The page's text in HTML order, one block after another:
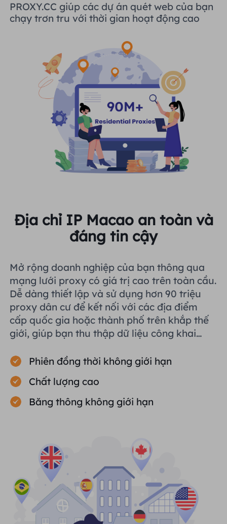
PROXY.CC giúp các dự án quét web của bạn
chạy trơn tru với thời gian hoạt động cao
Địa chỉ IP Macao an toàn và
đáng tin cậy
Mở rộng doanh nghiệp của bạn thông qua
mạng lưới proxy có giá trị cao trên toàn cầu.
Dễ dàng thiết lập và sử dụng hơn 90 triệu
proxy dân cư để kết nối với các địa điểm
cấp quốc gia hoặc thành phố trên khắp thế
giới, giúp bạn thu thập dữ liệu công khai
Phiên đồng thời không giới hạn
Chất lượng cao
Băng thông không giới hạn